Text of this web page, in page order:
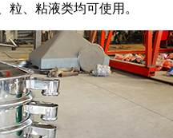
粒、粘液类均可使用。